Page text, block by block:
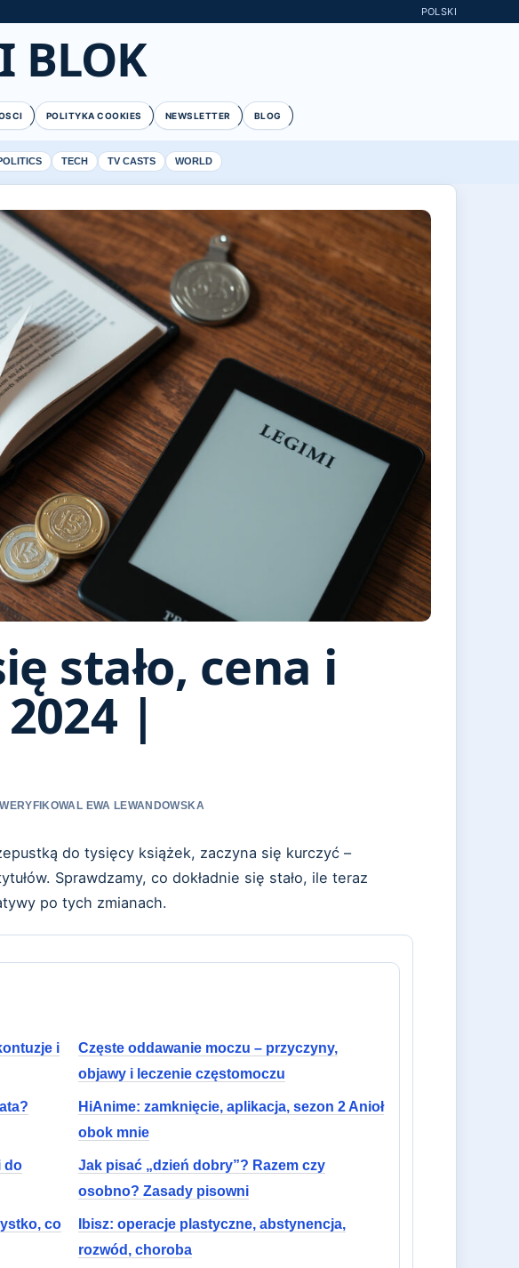
POLSKI
BLOK
POLITYKA COOKIES NEWSLETTER BLOG
TECH TV CASTS WORLD
stało, cena i
|
EWA LEWANDOWSKA
do tysięcy książek, zaczyna się kurczyć –
Sprawdzamy, co dokładnie się stało, ile teraz
po tych zmianach.
i
Częste oddawanie moczu – przyczyny,
objawy i leczenie częstomoczu
HiAnime: zamknięcie, aplikacja, sezon 2 Anioł
obok mnie
do
Jak pisać „dzień dobry”? Razem czy
osobno? Zasady pisowni
co
Ibisz: operacje plastyczne, abstynencja,
rozwód, choroba